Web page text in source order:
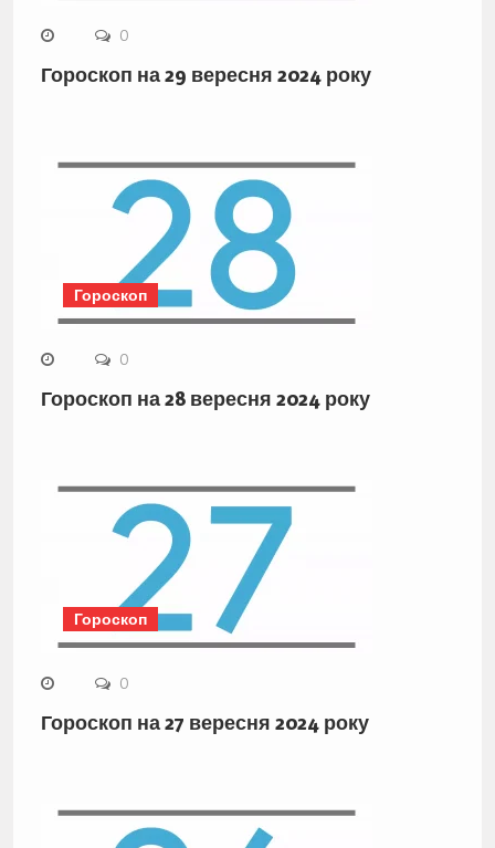
0
Гороскоп на 29 вересня 2024 року
Гороскоп
0
Гороскоп на 28 вересня 2024 року
Гороскоп
0
Гороскоп на 27 вересня 2024 року